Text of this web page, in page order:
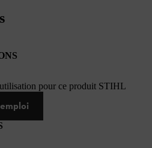
pour ce produit STIHL